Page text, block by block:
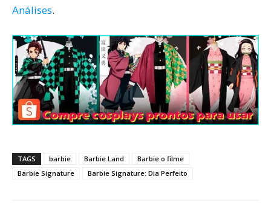
Análises.
TAGS barbie Barbie Land
Barbie o filme
Barbie Signature
Barbie Signature: Dia Perfeito